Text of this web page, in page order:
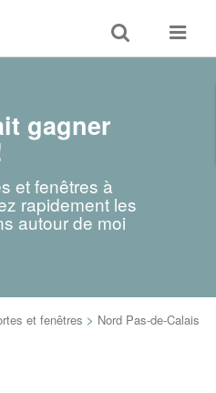
Toggle
search
Toggle
gagner
et fenêtres à
rapidement les
autour de moi
et fenêtres > Nord Pas-de-Calais